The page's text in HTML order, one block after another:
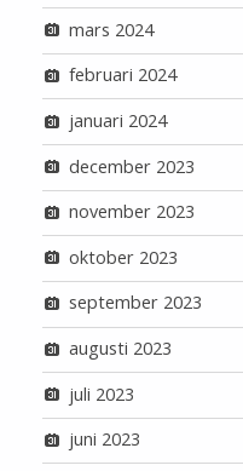
mars 2024
februari 2024
januari 2024
december 2023
november 2023
oktober 2023
september 2023
augusti 2023
juli 2023
juni 2023